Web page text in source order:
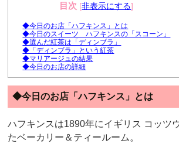
目次 [非表示にする]
◆今日のお店「ハフキンス」とは
◆今日のスイーツ ハフキンスの「スコーン」
◆選んだ紅茶は「ディンブラ」
◆「ディンブラ」という紅茶
◆マリアージュの結果
◆今日のお店の詳細
◆今日のお店「ハフキンス」とは
ハフキンスは1890年にイギリス コッツ
たベーカリー＆ティールーム。